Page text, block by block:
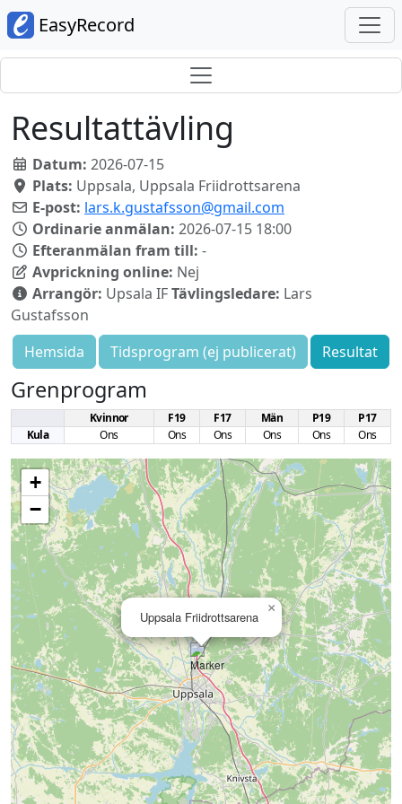
EasyRecord
Resultattävling
Datum: 2026-07-15
Plats: Uppsala, Uppsala Friidrottsarena
E-post: lars.k.gustafsson@gmail.com
Ordinarie anmälan: 2026-07-15 18:00
Efteranmälan fram till: -
Avprickning online: Nej
Arrangör: Upsala IFTävlingsledare: Lars
Gustafsson
Hemsida
Tidsprogram (ej publicerat) Resultat
Grenprogram
Kvinnor F19 F17 Män P19
P17
Kula
Ons Ons Ons Ons Ons Ons
Uppsala Friidrottsarena
×
+
−